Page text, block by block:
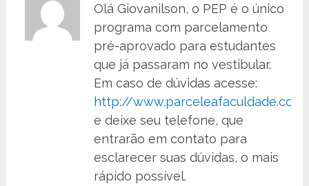
Olá Giovanilson, o PEP é o único
programa com parcelamento
pré-aprovado para estudantes
que já passaram no vestibular.
Em caso de dúvidas acesse:
http://
e deixe seu telefone, que
entrarão em contato para
esclarecer suas dúvidas, o mais
rápido possível.